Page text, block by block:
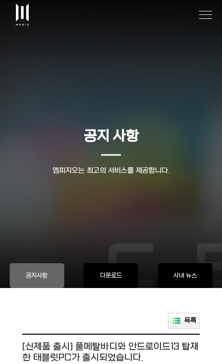
공지 사항
엠피지오는 최고의 서비스를 제공합니다.
공지사항 다운로드 사내 뉴스
목록
[신제품 출시] 풀메탈바디와 안드로이드13 탑재
한 태블릿PC가 출시되었습니다.